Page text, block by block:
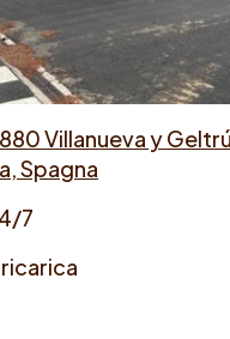
Villanueva y Geltrú,
Spagna
7